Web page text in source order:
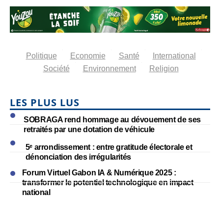
Politique Economie Santé
International
Société
Environnement Religion
LES PLUS LUS
SOBRAGA rend hommage au dévouement de ses
retraités par une dotation de véhicule
5ᵉ arrondissement : entre gratitude électorale et
dénonciation des irrégularités
Forum Virtuel Gabon IA & Numérique 2025 :
transformer le potentiel technologique en impact
national